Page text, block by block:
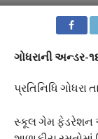
ગોધરાની અન્ડર-
પ્રતિનિધિ ગોધરા
સ્કૂલ ગેમ ફેડરેશન